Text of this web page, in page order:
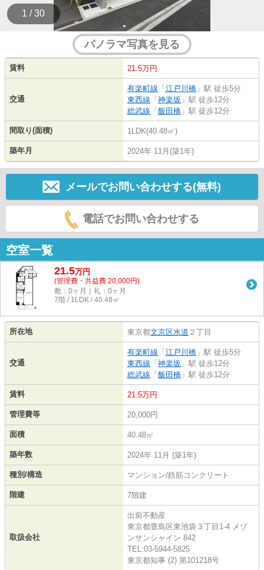
1 / 30
パノラマ写真を見る
賃料 21.5万円
交通
有楽町線 「 江戸川橋 」駅 徒歩5分
東西線 「 神楽坂 」駅 徒歩12分
総武線 「 飯田橋 」駅 徒歩12分
間取り(面積) 1LDK(40.48㎡)
築年月 2024年 11月(築1年)
メールでお問い合わせする(無料)
電話でお問い合わせする
空室一覧
21.5万円
(管理費・共益費 20,000円)
敷：0ヶ月｜礼：0ヶ月
7階 / 1LDK / 40.48㎡
所在地 東京都文京区水道 ２丁目
交通
有楽町線 「 江戸川橋 」駅 徒歩5分
東西線 「 神楽坂 」駅 徒歩12分
総武線 「 飯田橋 」駅 徒歩12分
賃料 21.5万円
管理費等 20,000円
面積 40.48㎡
築年数 2024年 11月 (築1年)
種別/構造 マンション/鉄筋コンクリート
階建 7階建
取扱会社
出前不動産
東京都豊島区東池袋３丁目1-4 メゾ
ンサンシャイン 842
TEL:03-5944-5825
東京都知事 (2) 第101218号